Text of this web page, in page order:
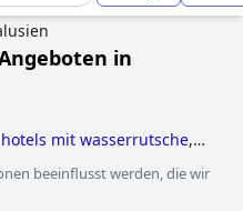
in
hotels mit wasserrutsche,
mit all inclusive
beeinflusst werden, die wir